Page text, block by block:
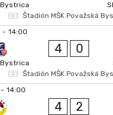
Štadión MŠK Považská
- 14:00
4 0
Štadión MŠK Považská
- 14:00
4 2